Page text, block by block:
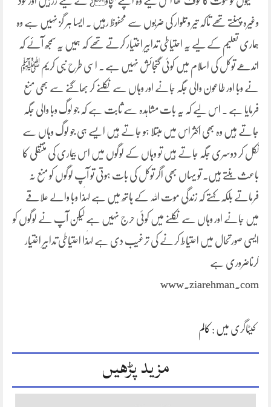
وغیرہ پہنتے تھے تاکہ تیر و تلوار کی ضربوں سے محفوظ رہیں ۔ ایسا ہر گز نہیں ہے وہ
ہماری تعلیم کے لیے یہ احتیاطی تدابیر اختیار کرتے تھے کہ ہمیں یہ سمجھ آئے کہ
اندھے توکل کی اسلام میں کوئی گنجائش نہیں ہے ۔ اسی طرح نبی کریم ﷺ
نے وبا اور طاعون والی جگہ جانے اور وہاں سے نکلنے کر بھاگنے سے بھی منع
فرمایا ہے ۔ اس لیے کہ یہ بات مشاہدہ سے ثابت ہے کہ جو لوگ وبا والی جگہ
جاتے ہیں وہ بھی اکثر اس میں مبتلا ہو جاتے ہیں ایسے ہی جو لوگ وہاں سے
نکل کر دوسری جگہ جاتے ہیں تو وہاں کے لوگوں میں اس بیماری کی منتقلی کا
باعث بنتے ہیں۔ تو یہاں بھی اگر توکل کی بات ہوتی تو آپ لوگوں کو منع نہ
فرماتے بلکہ کہتے کہ زندگی موت اللہ کے ہاتھ میں ہے لہٰذا وبا والے علاقے
میں جانے اور وہاں سے نکلنے میں کوئی حرج نہیں ہے لیکن آپ نے لوگوں کو
ایسی صورتحال میں احتیاط کرنے کی ترغیب دی ہے لہٰذا احتیاطی تدابیر اختیار
کرناضروری ہے
www.ziarehman.com
کیٹاگری میں : کالم
مزید پڑھیں